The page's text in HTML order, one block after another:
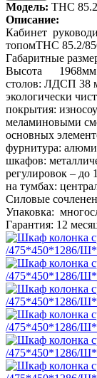
Модель: THC
Описание:
Кабинет
топомTHC 85.2/
Габаритные
Высота 1968мм.
столов: ЛДСП 38
экологически
покрытия:
меламиновыми
основных
фурнитура:
шкафов:
регулировок –
на тумбах:
Силовые
Упаковка:
Гарантия: 12